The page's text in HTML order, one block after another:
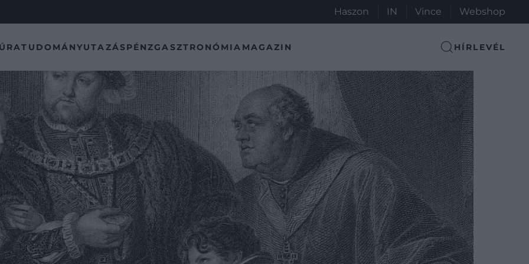
Haszon IN Vince Webshop
TUDOMÁNYUTAZÁSPÉNZGASZTRONÓMIA MAGAZIN HÍRLEVÉL